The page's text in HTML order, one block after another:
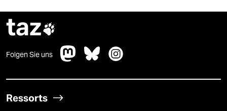
taz
Folgen Sie uns
Ressorts